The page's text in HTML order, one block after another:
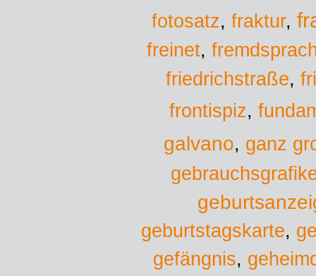
fotosatz, fraktur,
freinet,
friedrichstraße,
frontispiz,
galvano, ganz
geburtstagskarte,
gefängnis,